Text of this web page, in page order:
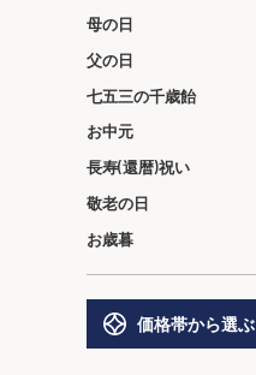
母の日
父の日
七五三の千歳飴
お中元
長寿(還暦)祝い
敬老の日
お歳暮
価格帯から選ぶ